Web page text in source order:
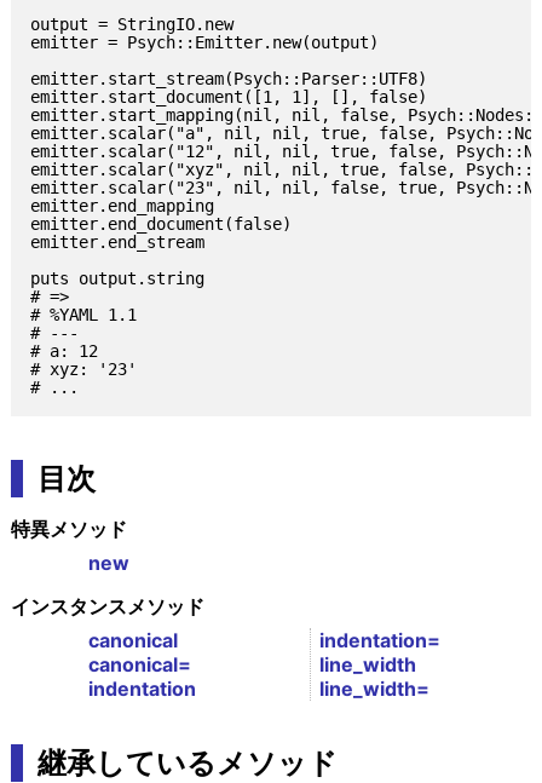
output = StringIO.new
emitter = Psych::Emitter.new(output)
emitter.start_stream(Psych::Parser::UTF8)
emitter.start_document([1, 1], [], false)
emitter.start_mapping(nil, nil, false,
emitter.scalar("a", nil, nil, true, false,
emitter.scalar("12", nil, nil, true, false,
emitter.scalar("xyz", nil, nil, true, false,
emitter.scalar("23", nil, nil, false, true,
emitter.end_mapping
emitter.end_document(false)
emitter.end_stream
puts output.string
# =>
# %YAML 1.1
# ---
# a: 12
# xyz: '23'
目次
特異メソッド
new
インスタンスメソッド
canonical
canonical=
indentation
indentation=
line_width
line_width=
継承しているメソッド